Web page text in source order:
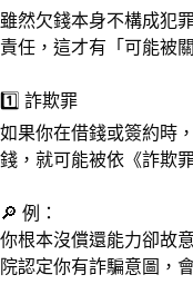
雖然欠錢本身不構成犯
責任，這才有「可能被
1️⃣ 詐欺罪
如果你在借錢或簽約時
錢，就可能被依《詐欺
🔎 例：
你根本沒償還能力卻故
院認定你有詐騙意圖，